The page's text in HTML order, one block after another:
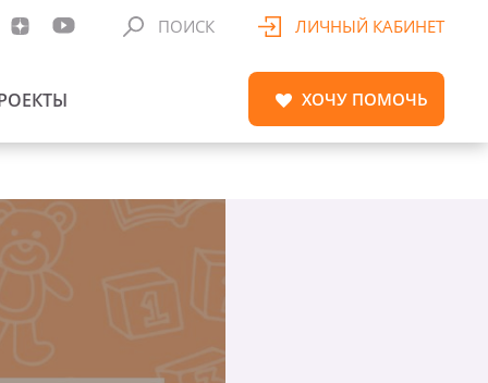
ПОИСК ЛИЧНЫЙ КАБИНЕТ
ХОЧУ ПОМОЧЬ